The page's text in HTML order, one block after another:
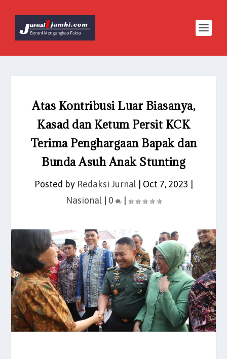
Atas Kontribusi Luar Biasanya,
Kasad dan Ketum Persit KCK
Terima Penghargaan Bapak dan
Bunda Asuh Anak Stunting
Posted by Redaksi Jurnal| Oct 7, 2023
Nasional| 0 |